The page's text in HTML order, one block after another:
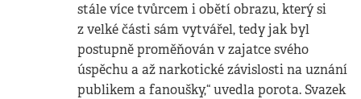
stále více tvůrcem i obětí obrazu, který si
z velké části sám vytvářel, tedy jak byl
postupně proměňován v zajatce svého
úspěchu a až narkotické závislosti na uznání
publikem a fanoušky,“ uvedla porota. Svazek